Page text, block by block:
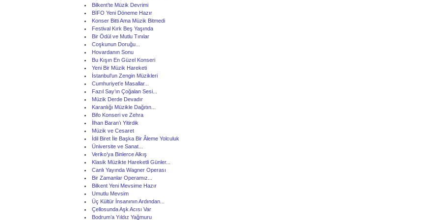
Bilkent’te Müzik Devrimi
BİFO Yeni Döneme Hazır
Konser Bitti Ama Müzik Bitmedi
Festival Kırk Beş Yaşında
Bir Ödül ve Mutlu Tınılar
Coşkunun Doruğu...
Hovardanın Sonu
Bu Kışın En Güzel Konseri
Yeni Bir Müzik Hareketi
İstanbul’un Zengin Müzikleri
Cumhuriyet’e Masallar...
Fazıl Say’ın Çoğalan Sesi...
Müzik Derde Devadır
Karanlığı Müzikle Dağıtın...
Bifo Konseri ve Zehra
İlhan Baran’ı Yitirdik
Müzik ve Cesaret
İdil Biret İle Başka Bir Âleme Yolculuk
Üniversite ve Sanat...
Veriko’ya Binlerce Alkış
Klasik Müzikte Hareketli Günler...
Canlı Yayında Wagner Operası
Bir Zamanlar Operamız...
Bilkent Yeni Mevsime Hazır
Umutlu Mevsim
Üç Kültür İnsanının Ardından...
Çellosunda Aşk Acısı Var
Bodrum’a Yıldız Yağmuru